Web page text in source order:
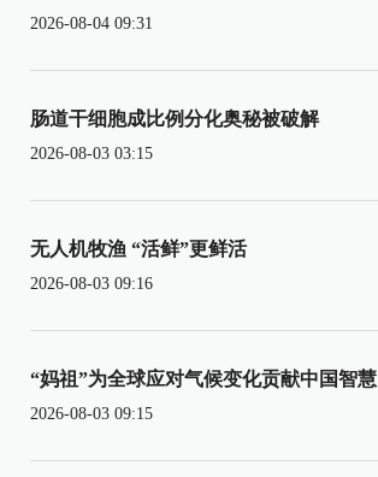
2026-08-04 09:31
肠道干细胞成比例分化奥秘被破解
2026-08-03 03:15
无人机牧渔 “活鲜”更鲜活
2026-08-03 09:16
“妈祖”为全球应对气候变化贡献中国智慧
2026-08-03 09:15